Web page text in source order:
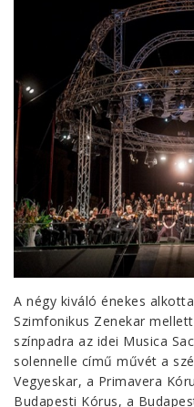
A négy kiváló énekes
Szimfonikus Zenekar
színpadra az idei Musica
solennelle című művét a
Vegyeskar, a Primavera
Budapesti Kórus, a